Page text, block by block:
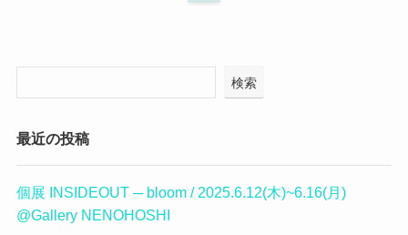
検索
最近の投稿
個展 INSIDEOUT ─ bloom / 2025.6.12(木)~6.16(月)
@Gallery NENOHOSHI